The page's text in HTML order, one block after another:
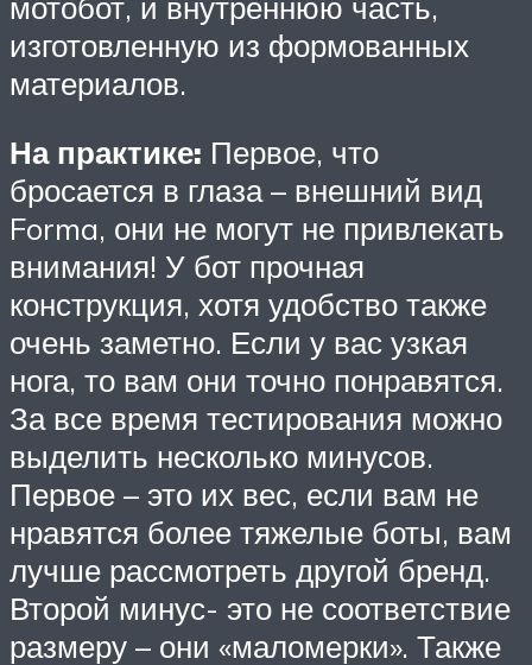
изготовленную из формованных
материалов.
На практике: Первое, что
бросается в глаза – внешний вид
Forma, они не могут не привлекать
внимания! У бот прочная
конструкция, хотя удобство также
очень заметно. Если у вас узкая
нога, то вам они точно понравятся.
За все время тестирования можно
выделить несколько минусов.
Первое – это их вес, если вам не
нравятся более тяжелые боты, вам
лучше рассмотреть другой бренд.
Второй минус- это не соответствие
размеру – они «маломерки». Также